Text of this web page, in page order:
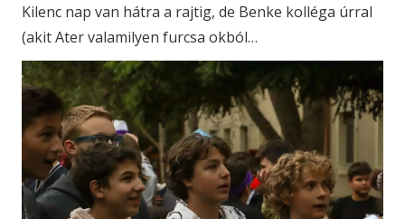
Kilenc nap van hátra a rajtig, de Benke kolléga úrral
(akit Ater valamilyen furcsa okból…